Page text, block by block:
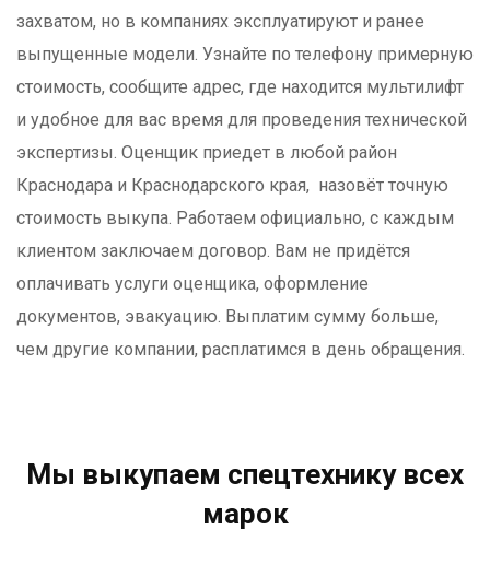
захватом, но в компаниях эксплуатируют и ранее
выпущенные модели. Узнайте по телефону примерную
стоимость, сообщите адрес, где находится мультилифт
и удобное для вас время для проведения технической
экспертизы. Оценщик приедет в любой район
Краснодара и Краснодарского края, назовёт точную
стоимость выкупа. Работаем официально, с каждым
клиентом заключаем договор. Вам не придётся
оплачивать услуги оценщика, оформление
документов, эвакуацию. Выплатим сумму больше,
чем другие компании, расплатимся в день обращения.
Мы выкупаем спецтехнику всех
марок